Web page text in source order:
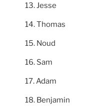
Jesse
Thomas
Noud
Sam
Adam
Benjamin